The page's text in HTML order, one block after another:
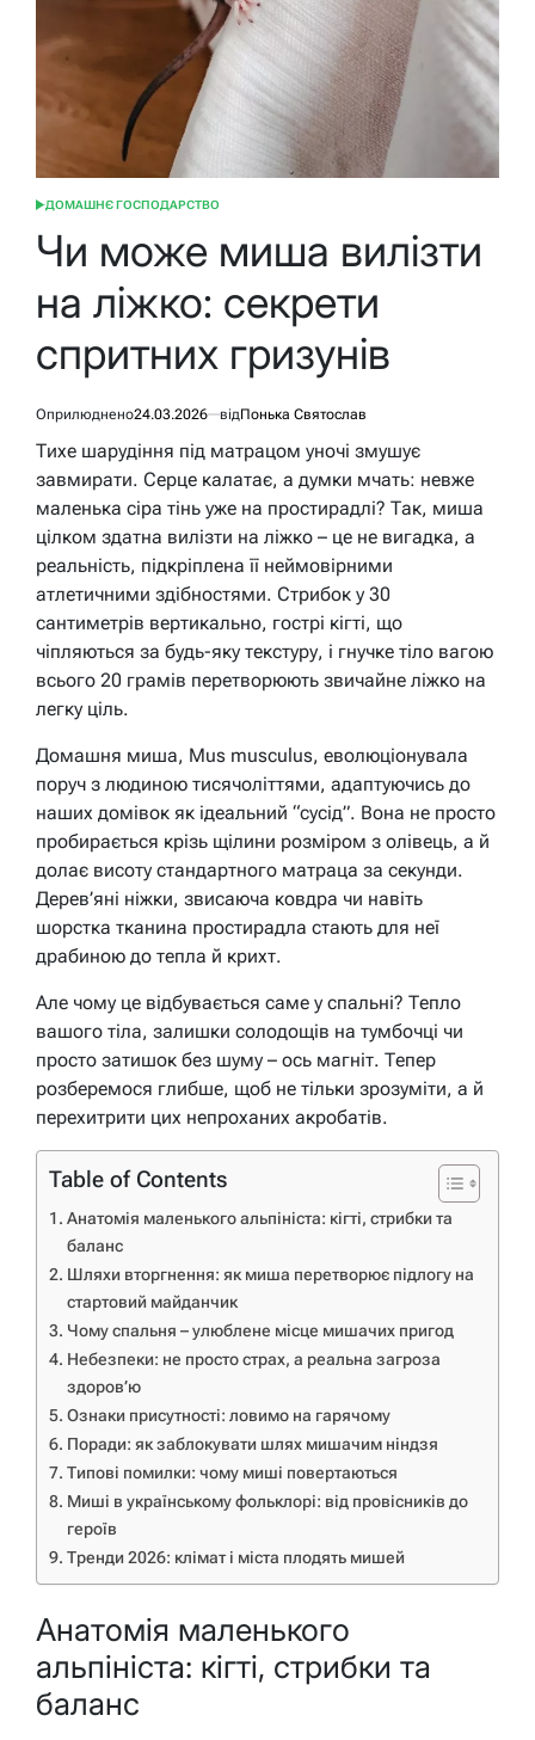
ОПУБЛІКУВАТИ
ДОМАШНЄ ГОСПОДАРСТВО
Чи може миша вилізти
на ліжко: секрети
спритних гризунів
Оприлюднено24.03.2026 відПонька Святослав
Тихе шарудіння під матрацом уночі змушує
завмирати. Серце калатає, а думки мчать: невже
маленька сіра тінь уже на простирадлі? Так, миша
цілком здатна вилізти на ліжко – це не вигадка, а
реальність, підкріплена її неймовірними
атлетичними здібностями. Стрибок у 30
сантиметрів вертикально, гострі кігті, що
чіпляються за будь-яку текстуру, і гнучке тіло вагою
всього 20 грамів перетворюють звичайне ліжко на
легку ціль.
Домашня миша, Mus musculus, еволюціонувала
поруч з людиною тисячоліттями, адаптуючись до
наших домівок як ідеальний “сусід”. Вона не просто
пробирається крізь щілини розміром з олівець, а й
долає висоту стандартного матраца за секунди.
Дерев’яні ніжки, звисаюча ковдра чи навіть
шорстка тканина простирадла стають для неї
драбиною до тепла й крихт.
Але чому це відбувається саме у спальні? Тепло
вашого тіла, залишки солодощів на тумбочці чи
просто затишок без шуму – ось магніт. Тепер
розберемося глибше, щоб не тільки зрозуміти, а й
перехитрити цих непроханих акробатів.
Table of Contents
Анатомія маленького альпініста: кігті, стрибки та
баланс
Шляхи вторгнення: як миша перетворює підлогу на
стартовий майданчик
Чому спальня – улюблене місце мишачих пригод
Небезпеки: не просто страх, а реальна загроза
здоров’ю
Ознаки присутності: ловимо на гарячому
Поради: як заблокувати шлях мишачим ніндзя
Типові помилки: чому миші повертаються
Миші в українському фольклорі: від провісників до
героїв
Тренди 2026: клімат і міста плодять мишей
Анатомія маленького
альпініста: кігті, стрибки та
баланс